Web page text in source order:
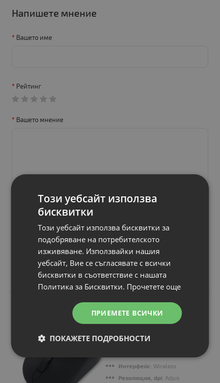
Напишете мнение
Вашето име
Рейтинг
Вашето мнение
Продължи
Свързани продукти
Мишка Dell Pro
Предназначен за
Интерфейс: Wireless
Резолюция, dpi: Adjustable from
Този уебсайт използва
бисквитки
Този уебсайт използва бисквитки за
подобряване на потребителското
изживяване. Използвайки нашия
уебсайт, Вие се съгласявате с всички
бисквитки в съответствие с нашата
Политика за Бисквитки. Прочетете още
ПРИЕМЕТЕ ВСИЧКИ
ПОКАЖЕТЕ ПОДРОБНОСТИ